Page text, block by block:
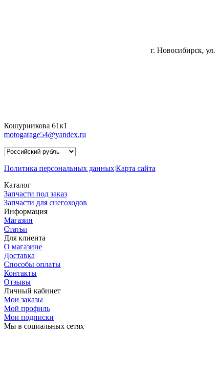
г. Новосибирск, ул.
Кошурникова 61к1
motogarage54@yandex.ru
Политика персональных данных|Карта сайта
Каталог
Запчасти под заказ
Запчасти для снегоходов
Информация
Магазин
Статьи
Для клиента
О магазине
Доставка
Способы оплаты
Контакты
Отзывы
Личный кабинет
Мои заказы
Мой профиль
Мои подписки
Мы в социальных сетях